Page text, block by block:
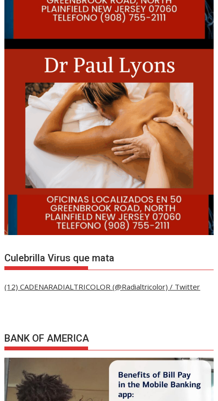
Culebrilla Virus que mata
(12) CADENARADIALTRICOLOR (@Radialtricolor) / Twitter
BANK OF AMERICA